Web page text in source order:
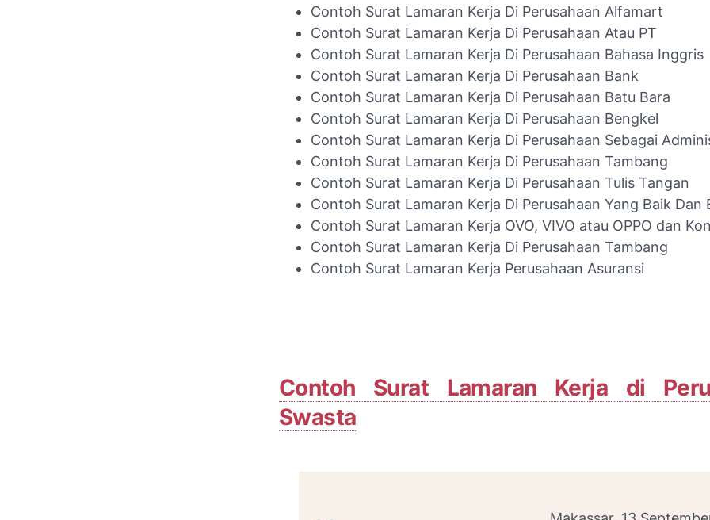
Contoh Surat Lamaran Kerja Di Perusahaan Alfamart
Contoh Surat Lamaran Kerja Di Perusahaan Atau PT
Contoh Surat Lamaran Kerja Di Perusahaan Bahasa Inggris
Contoh Surat Lamaran Kerja Di Perusahaan Bank
Contoh Surat Lamaran Kerja Di Perusahaan Batu Bara
Contoh Surat Lamaran Kerja Di Perusahaan Bengkel
Contoh Surat Lamaran Kerja Di Perusahaan Sebagai
Contoh Surat Lamaran Kerja Di Perusahaan Tambang
Contoh Surat Lamaran Kerja Di Perusahaan Tulis Tangan
Contoh Surat Lamaran Kerja Di Perusahaan Yang Baik Dan
Contoh Surat Lamaran Kerja OVO, VIVO atau OPPO dan
Contoh Surat Lamaran Kerja Di Perusahaan Tambang
Contoh Surat Lamaran Kerja Perusahaan Asuransi
Contoh Surat Lamaran Kerja di
Swasta